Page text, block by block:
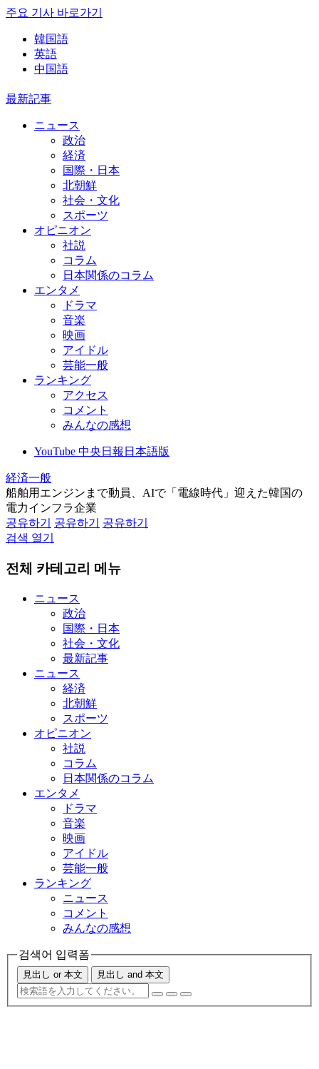
주요 기사 바로가기
韓国語
英語
中国語
最新記事
ニュース
政治
経済
国際・日本
北朝鮮
社会・文化
スポーツ
オピニオン
社説
コラム
日本関係のコラム
エンタメ
ドラマ
音楽
映画
アイドル
芸能一般
ランキング
アクセス
コメント
みんなの感想
YouTube 中央日報日本語版
経済一般
船舶用エンジンまで動員、AIで「電線時代」迎えた韓国の
電力インフラ企業
공유하기
공유하기
공유하기
검색 열기
전체 카테고리 메뉴
ニュース
政治
国際・日本
社会・文化
最新記事
ニュース
経済
北朝鮮
スポーツ
オピニオン
社説
コラム
日本関係のコラム
エンタメ
ドラマ
音楽
映画
アイドル
芸能一般
ランキング
ニュース
コメント
みんなの感想
검색어 입력폼
見出し or 本文 見出し and 本文